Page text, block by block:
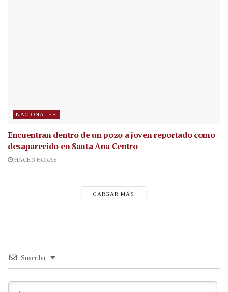
NACIONALES
Encuentran dentro de un pozo a joven reportado como
desaparecido en Santa Ana Centro
HACE 3 HORAS
CARGAR MÁS
Suscribir